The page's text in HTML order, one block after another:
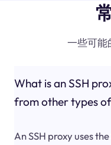
一些可能
What is an SSH
from other types
An SSH proxy uses